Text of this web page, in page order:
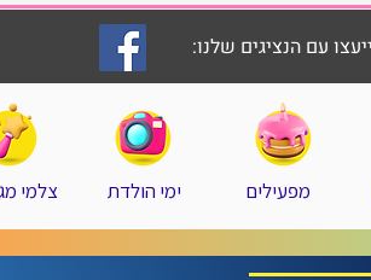
עם הנציגים שלנו:
מפעילים ימי הולדת צלמי